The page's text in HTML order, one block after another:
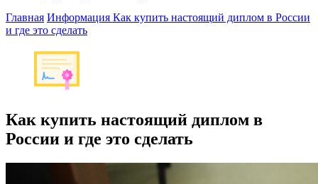
Главная Информация Как купить настоящий диплом в России
и где это сделать
Как купить настоящий диплом в
России и где это сделать